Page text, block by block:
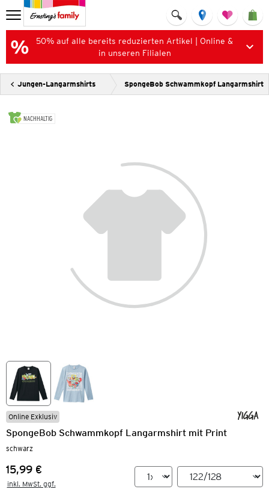
50% auf alle bereits reduzierten Artikel | Online &
in unseren Filialen
Jungen-Langarmshirts SpongeBob Schwammkopf Langarmshirt
NACHHALTIG
Online Exklusiv
SpongeBob Schwammkopf Langarmshirt mit Print
schwarz
Preis:
15,99 €
inkl. MwSt. ggf.